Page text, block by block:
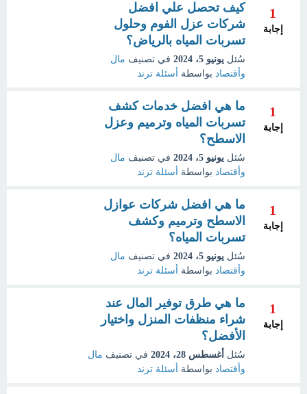
1
إجابة
كيف تحصل علي افضل
شركات عزل الفوم وحلول
تسربات المياه بالرياض؟
سُئل يونيو 5، 2024 في تصنيف مال
وأقتصاد بواسطة أسئلة ترند
1
إجابة
ما هي افضل خدمات كشف
تسربات المياه وترميم وعزل
الاسطح؟
سُئل يونيو 5، 2024 في تصنيف مال
وأقتصاد بواسطة أسئلة ترند
1
إجابة
ما هي افضل شركات عوازل
الاسطح وترميم وكشف
تسربات المياه؟
سُئل يونيو 5، 2024 في تصنيف مال
وأقتصاد بواسطة أسئلة ترند
1
إجابة
ما هي طرق توفير المال عند
شراء منظفات المنزل واختيار
الأفضل؟
سُئل أغسطس 28، 2024 في تصنيف مال
وأقتصاد بواسطة أسئلة ترند